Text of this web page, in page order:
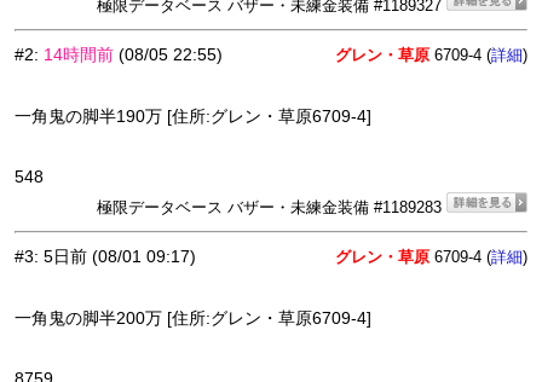
極限データベース バザー・未練金装備 #1189327
#2: 14時間前 (08/05 22:55) グレン・草原 6709-4 (詳細)
一角鬼の脚半190万 [住所:グレン・草原6709-4]
548
極限データベース バザー・未練金装備 #1189283
#3: 5日前 (08/01 09:17) グレン・草原 6709-4 (詳細)
一角鬼の脚半200万 [住所:グレン・草原6709-4]